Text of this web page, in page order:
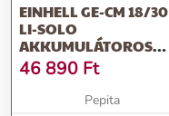
EINHELL GE-CM 18/30
LI-SOLO
AKKUMULÁTOROS
FŰNYÍRÓ (AKKU ÉS
TÖLTŐ...
46 890 Ft
Pepita